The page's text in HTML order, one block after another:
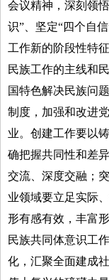
会议精神，深刻领
识”、坚定“四个自
工作新的阶段性特
民族工作的主线和
国特色解决民族问
制度，加强和改进
业。创建工作要以
确把握共同性和差
交流、深度交融；
业领域要立足实际
形有感有效，丰富
民族共同体意识工
化，汇聚全面建成